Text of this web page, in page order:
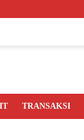
TRANSAKSI